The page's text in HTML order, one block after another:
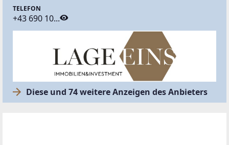
TELEFON
+43 690 10...
Diese und 74 weitere Anzeigen des Anbieters